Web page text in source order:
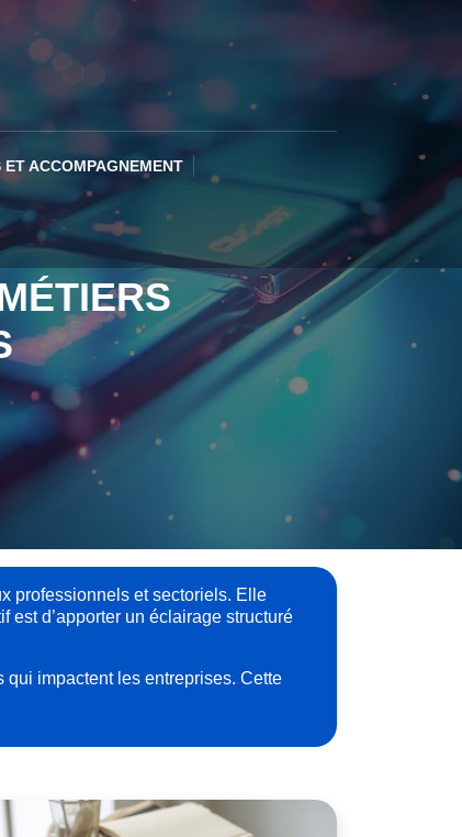
ET ACCOMPAGNEMENT
professionnels et sectoriels. Elle
est d’apporter un éclairage structuré
impactent les entreprises. Cette